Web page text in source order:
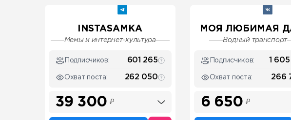
INSTASAMKA
Мемы и интернет-культура
Подписчиков: 601 265
Охват поста: 262 050
39 300 ₽
МОЯ ЛЮБИМАЯ
Водный транспорт
Подписчиков: 1 605
Охват поста: 266
6 650 ₽